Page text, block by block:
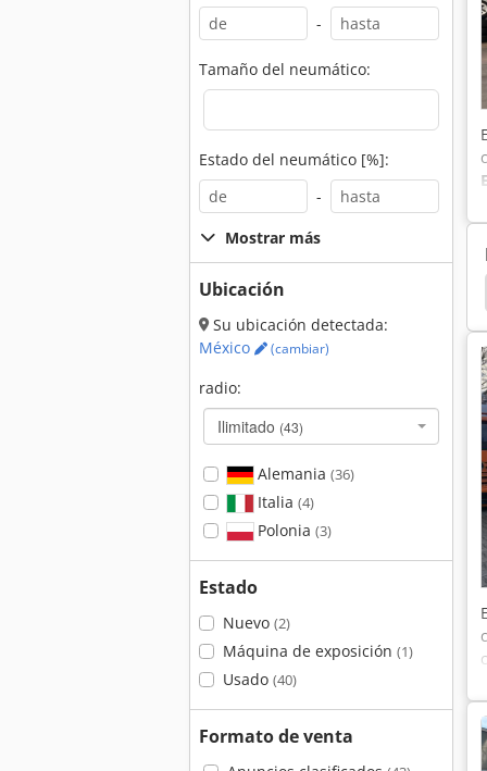
-
Tamaño del neumático:
Estado del neumático [%]:
-
Mostrar más
Ubicación
Su ubicación detectada:
México
(cambiar)
radio:
Ilimitado (43)
Alemania (36)
Italia (4)
Polonia (3)
Estado
Nuevo (2)
Máquina de exposición (1)
Usado (40)
Formato de venta
Mercedes Benz 1726